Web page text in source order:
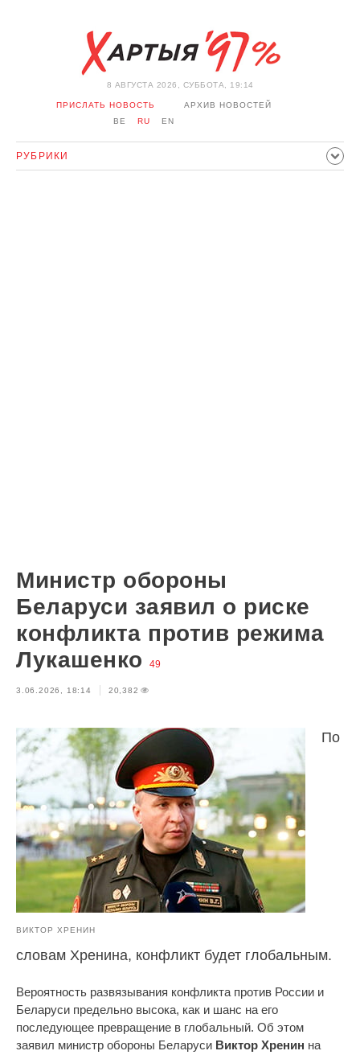
8 АВГУСТА 2026, СУББОТА, 19:14
ПРИСЛАТЬ НОВОСТЬ
АРХИВ НОВОСТЕЙ
BE
RU EN
РУБРИКИ
Министр обороны
Беларуси заявил о риске
конфликта против режима
Лукашенко
49
3.06.2026, 18:14 20,382
ВИКТОР ХРЕНИН
По
словам Хренина, конфликт будет глобальным.
Вероятность развязывания конфликта против России и
Беларуси предельно высока, как и шанс на его
последующее превращение в глобальный. Об этом
заявил министр обороны Беларуси Виктор Хренин на